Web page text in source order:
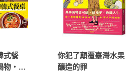
式餐
物‧下
你犯了顛覆臺灣水果
釀造的罪